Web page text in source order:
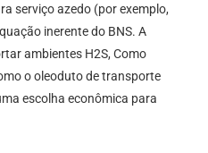
serviço azedo (por exemplo,
inerente do BNS. A
ambientes H2S, Como
o oleoduto de transporte
escolha econômica para